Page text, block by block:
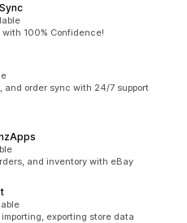
100% Confidence!
and order sync with 24/7 support
and inventory with eBay
exporting store data